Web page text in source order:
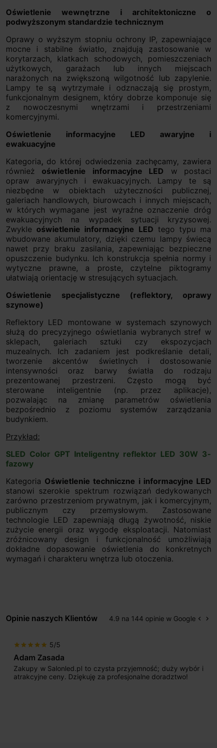
Oświetlenie wewnętrzne i architektoniczne o
podwyższonym standardzie technicznym
Oprawy o wyższym stopniu ochrony IP, zapewniające
mocne i stabilne światło, znajdują zastosowanie w
korytarzach, klatkach schodowych, pomieszczeniach
użytkowych, garażach lub innych miejscach
narażonych na zwiększoną wilgotność lub zapylenie.
Lampy te są wytrzymałe i odznaczają się prostym,
funkcjonalnym designem, który dobrze komponuje się
z nowoczesnymi wnętrzami i przestrzeniami
komercyjnymi.
Oświetlenie informacyjne LED awaryjne i
ewakuacyjne
Kategoria, do której odwiedzenia zachęcamy, zawiera
również oświetlenie informacyjne LED w postaci
opraw awaryjnych i ewakuacyjnych. Lampy te są
niezbędne w obiektach użyteczności publicznej,
galeriach handlowych, biurowcach i innych miejscach,
w których wymagane jest wyraźne oznaczenie dróg
ewakuacyjnych na wypadek sytuacji kryzysowej.
Zwykle oświetlenie informacyjne LED tego typu ma
wbudowane akumulatory, dzięki czemu lampy świecą
nawet przy braku zasilania, zapewniając bezpieczne
opuszczenie budynku. Ich konstrukcja spełnia normy i
wytyczne prawne, a proste, czytelne piktogramy
ułatwiają orientację w stresujących sytuacjach.
Oświetlenie specjalistyczne (reflektory, oprawy
szynowe)
Reflektory LED montowane w systemach szynowych
służą do precyzyjnego oświetlania wybranych stref w
sklepach, galeriach sztuki czy ekspozycjach
muzealnych. Ich zadaniem jest podkreślanie detali,
tworzenie akcentów świetlnych i dostosowanie
intensywności oraz barwy światła do rodzaju
prezentowanej przestrzeni. Często mogą być
sterowane inteligentnie (np. przez aplikacje),
pozwalając na zmianę parametrów oświetlenia
bezpośrednio z poziomu systemów zarządzania
budynkiem.
Przykład:
SLED Color GPT Inteligentny reflektor LED 30W 3-
fazowy
Kategoria Oświetlenie techniczne i informacyjne LED
stanowi szerokie spektrum rozwiązań dedykowanych
zarówno przestrzeniom prywatnym, jak i komercyjnym,
publicznym czy przemysłowym. Zastosowane
technologie LED zapewniają długą żywotność, niskie
zużycie energii oraz wygodę eksploatacji. Natomiast
zróżnicowany design i funkcjonalność umożliwiają
dokładne dopasowanie oświetlenia do konkretnych
wymagań i charakteru wnętrza lub otoczenia.
Opinie naszych Klientów 4.9 na 144 opinie w Google keyboard_arrow_left keyboard_arrow_right
star star star star star 5/5
Adam Zasada
Zakupy w Salonled.pl to czysta przyjemność; duży wybór i
atrakcyjne ceny. Dziękuję za profesjonalne doradztwo!